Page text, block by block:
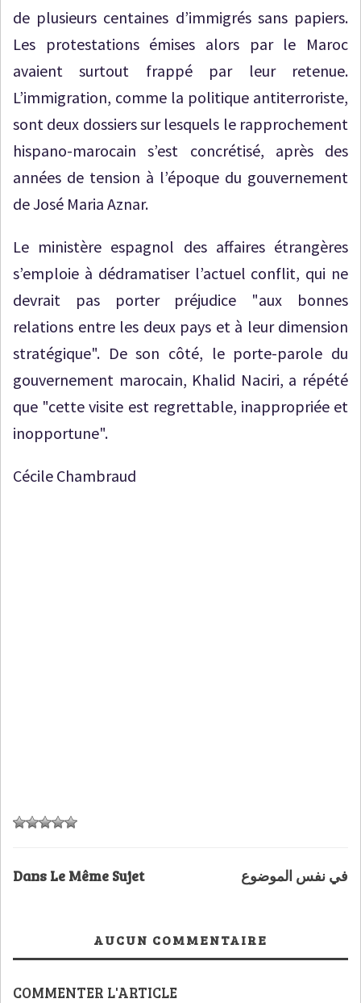
de plusieurs centaines d’immigrés sans papiers.
Les protestations émises alors par le Maroc
avaient surtout frappé par leur retenue.
L’immigration, comme la politique antiterroriste,
sont deux dossiers sur lesquels le rapprochement
hispano-marocain s’est concrétisé, après des
années de tension à l’époque du gouvernement
de José Maria Aznar.
Le ministère espagnol des affaires étrangères
s’emploie à dédramatiser l’actuel conflit, qui ne
devrait pas porter préjudice "aux bonnes
relations entre les deux pays et à leur dimension
stratégique". De son côté, le porte-parole du
gouvernement marocain, Khalid Naciri, a répété
que "cette visite est regrettable, inappropriée et
inopportune".
Cécile Chambraud
Dans Le Même Sujet في نفس الموضوع
AUCUN COMMENTAIRE
COMMENTER L'ARTICLE